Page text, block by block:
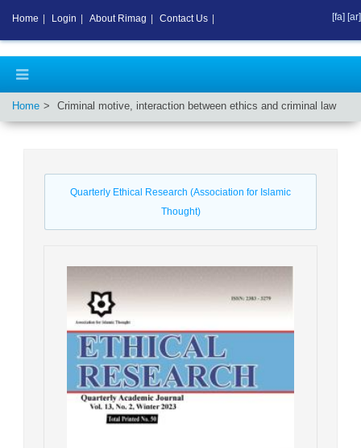
Home Criminal motive, interaction between ethics and criminal law
Quarterly Ethical Research (Association for Islamic
Thought)
Home Login About Rimag Contact Us [fa] [ar]